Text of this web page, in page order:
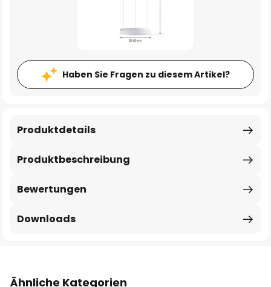
Haben Sie Fragen zu diesem Artikel?
Produktbeschreibung
Produktdetails
Bewertungen
Downloads
Ähnliche Kategorien